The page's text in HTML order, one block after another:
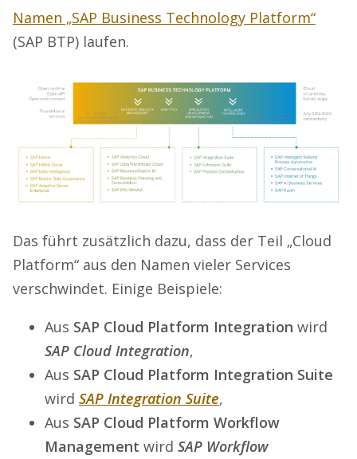
Namen „SAP Business Technology Platform“
(SAP BTP) laufen.
Das führt zusätzlich dazu, dass der Teil „Cloud
Platform“ aus den Namen vieler Services
verschwindet. Einige Beispiele:
Aus SAP Cloud Platform Integration wird
SAP Cloud Integration,
Aus SAP Cloud Platform Integration Suite
wird SAP Integration Suite,
Aus SAP Cloud Platform Workflow
Management wird SAP Workflow